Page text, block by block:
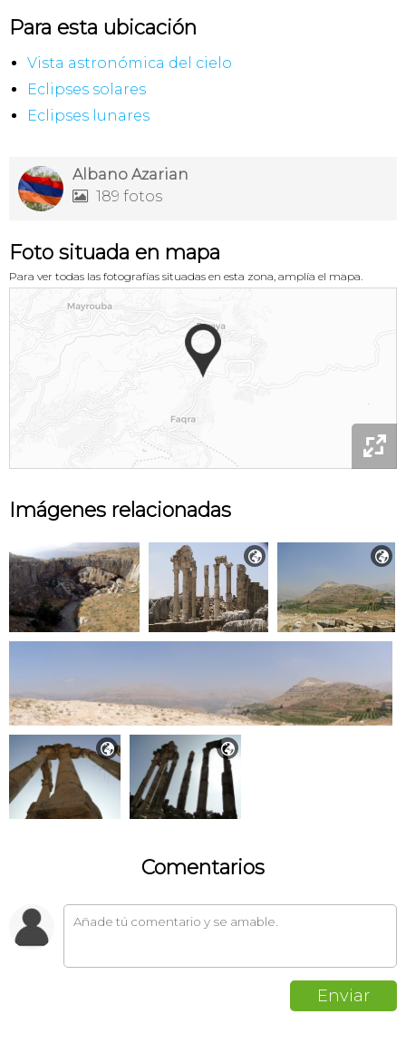
Para esta ubicación
Vista astronómica del cielo
Eclipses solares
Eclipses lunares
Albano Azarian
 189 fotos
Foto situada en mapa
Para ver todas las fotografías situadas en esta zona, amplía el mapa.

Imágenes relacionadas
 
 
Comentarios